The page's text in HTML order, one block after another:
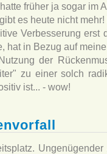
früher ja sogar im
es heute nicht
Verbesserung erst
hat in Bezug auf
der
zu einer solch
ist... - wow!